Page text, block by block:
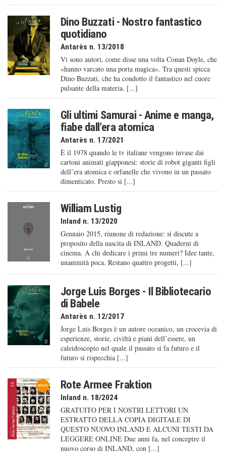
Dino Buzzati - Nostro fantastico
quotidiano
Antarès n. 13/2018
Vi sono autori, come disse una volta Conan Doyle, che
«hanno varcato una porta magica». Tra questi spicca
Dino Buzzati, che ha condotto il fantastico nel cuore
pulsante della materia. [...]
Gli ultimi Samurai - Anime e manga,
fiabe dall'era atomica
Antarès n. 17/2021
È il 1978 quando le tv italiane vengono invase dai
cartoni animati giapponesi: storie di robot giganti figli
dell’era atomica e orfanelle che vivono in un passato
dimenticato. Presto si [...]
William Lustig
Inland n. 13/2020
Gennaio 2015, riunone di redazione: si discute a
proposito della nascita di INLAND. Quaderni di
cinema. A chi dedicare i primi tre numeri? Idee tante,
unanimità poca. Restano quattro progetti, [...]
Jorge Luis Borges - Il Bibliotecario
di Babele
Antarès n. 12/2017
Jorge Luis Borges è un autore oceanico, un crocevia di
esperienze, storie, civiltà e piani dell’essere, un
caleido­scopio nel quale il passato si fa futuro e il
futuro si rispecchia [...]
Rote Armee Fraktion
Inland n. 18/2024
GRATUITO PER I NOSTRI LETTORI UN
ESTRATTO DELLA COPIA DIGITALE DI
QUESTO NUOVO INLAND E ALCUNI TESTI DA
LEGGERE ONLINE Due anni fa, nel concepire il
nuovo corso di INLAND, con [...]